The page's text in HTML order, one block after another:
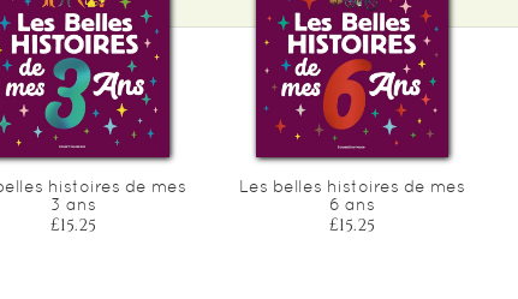
histoires de mes
3 ans
£15.25
Les belles histoires de mes
6 ans
£15.25